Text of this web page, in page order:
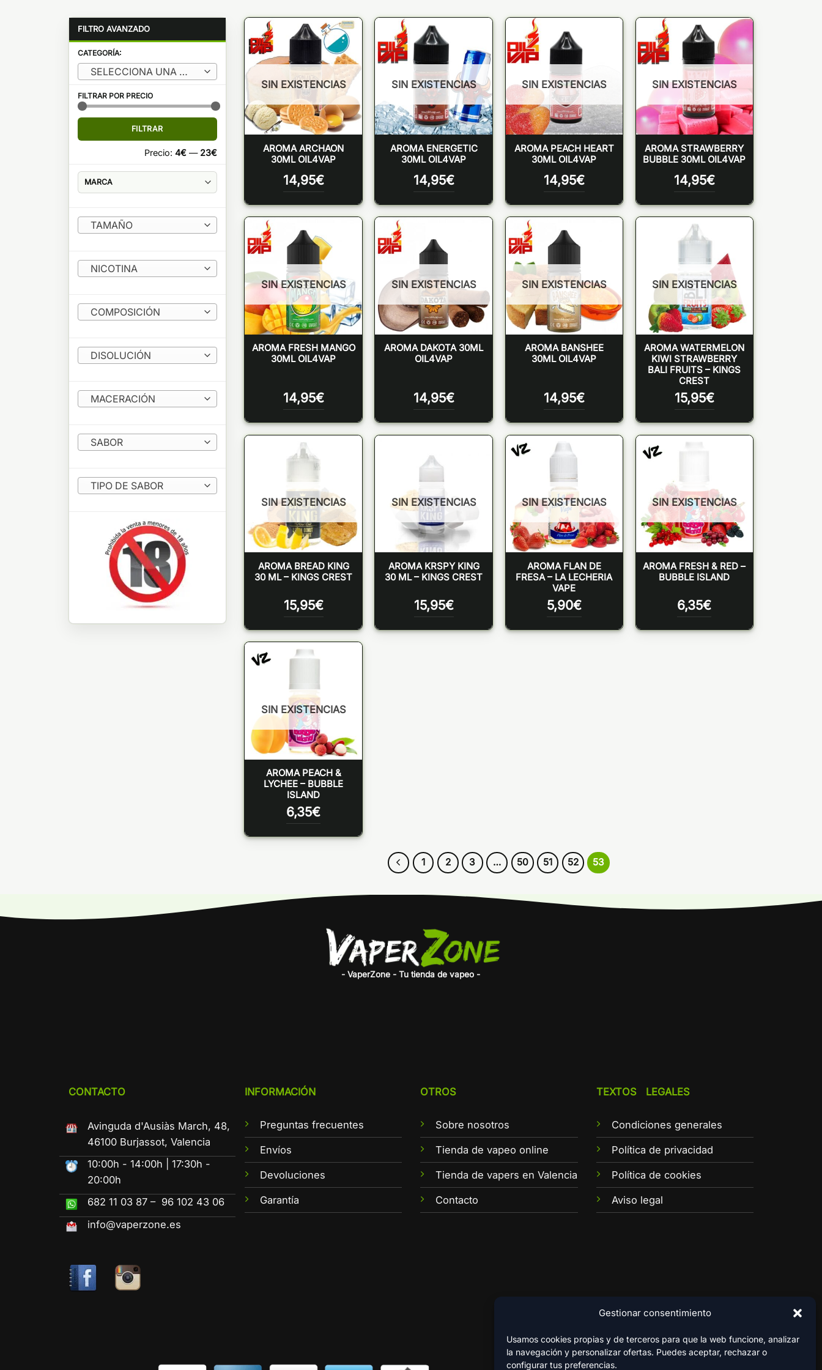
Gestionar consentimiento
Usamos cookies propias y de terceros para que la web funcione, analizar
la navegación y personalizar ofertas. Puedes aceptar, rechazar o
configurar tus preferencias.
CATEGORÍA:
SELECCIONA UNA CATEGORÍA
FILTRAR POR PRECIO
Precio
Precio
FILTRAR
Precio: 4€— 23€
TAMAÑO
NICOTINA
COMPOSICIÓN
DISOLUCIÓN
MACERACIÓN
SABOR
TIPO DE SABOR
SIN EXISTENCIAS
AROMA ARCHAON
30ML OIL4VAP
14,95€
SIN EXISTENCIAS
AROMA ENERGETIC
30ML OIL4VAP
14,95€
SIN EXISTENCIAS
AROMA PEACH HEART
30ML OIL4VAP
14,95€
SIN EXISTENCIAS
AROMA STRAWBERRY
BUBBLE 30ML OIL4VAP
14,95€
SIN EXISTENCIAS
AROMA FRESH MANGO
30ML OIL4VAP
14,95€
SIN EXISTENCIAS
AROMA DAKOTA 30ML
OIL4VAP
14,95€
SIN EXISTENCIAS
AROMA BANSHEE
30ML OIL4VAP
14,95€
SIN EXISTENCIAS
AROMA WATERMELON
KIWI STRAWBERRY
BALI FRUITS – KINGS
CREST
15,95€
SIN EXISTENCIAS
AROMA BREAD KING
30 ML – KINGS CREST
15,95€
SIN EXISTENCIAS
AROMA KRSPY KING
30 ML – KINGS CREST
15,95€
SIN EXISTENCIAS
AROMA FLAN DE
FRESA – LA LECHERIA
VAPE
5,90€
SIN EXISTENCIAS
AROMA FRESH & RED –
BUBBLE ISLAND
6,35€
SIN EXISTENCIAS
AROMA PEACH &
LYCHEE – BUBBLE
ISLAND
6,35€
1 2 3 … 50 51 52 53
- VaperZone - Tu tienda de vapeo -
CONTACTO
Avinguda d'Ausiàs March, 48,
46100 Burjassot, Valencia
10:00h - 14:00h | 17:30h -
20:00h
682 11 03 87 – 96 102 43 06
info@vaperzone.es
INFORMACIÓN
Preguntas frecuentes
Envíos
Devoluciones
Garantía
OTROS
Sobre nosotros
Tienda de vapeo online
Tienda de vapers en Valencia
Contacto
TEXTOS LEGALES
Condiciones generales
Política de privacidad
Política de cookies
Aviso legal